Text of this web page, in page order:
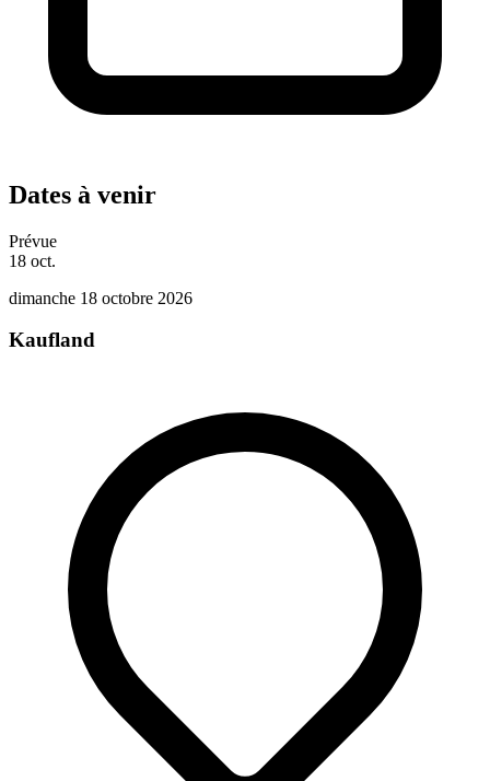
Dates à venir
Prévue
18 oct.
dimanche 18 octobre 2026
Kaufland